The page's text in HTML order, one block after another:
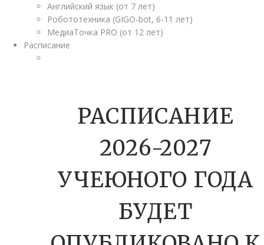
Английский язык (от 7 лет)
Робототехника (GIGO-bot, 6-11 лет)
МедиаТочка PRO (от 12 лет)
Расписание
РАСПИСАНИЕ
2026-2027
УЧЕЮНОГО ГОДА
БУДЕТ